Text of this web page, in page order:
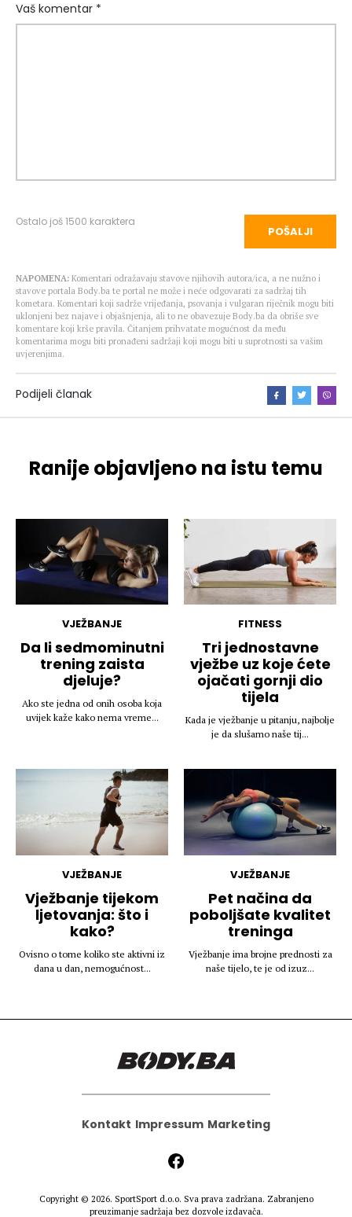
Vaš komentar *
Ostalo još1500 karaktera
POŠALJI
NAPOMENA: Komentari odražavaju stavove njihovih autora/ica, a ne nužno i
stavove portala Body.ba te portal ne može i neće odgovarati za sadržaj tih
kometara. Komentari koji sadrže vrijeđanja, psovanja i vulgaran riječnik mogu biti
uklonjeni bez najave i objašnjenja, ali to ne obavezuje Body.ba da obriše sve
komentare koji krše pravila. Čitanjem prihvatate mogućnost da među
komentarima mogu biti pronađeni sadržaji koji mogu biti u suprotnosti sa vašim
uvjerenjima.
Podijeli članak
Ranije objavljeno na istu temu
VJEŽBANJE
Da li sedmominutni
trening zaista
djeluje?
Ako ste jedna od onih osoba koja
uvijek kaže kako nema vreme...
FITNESS
Tri jednostavne
vježbe uz koje ćete
ojačati gornji dio
tijela
Kada je vježbanje u pitanju, najbolje
je da slušamo naše tij...
VJEŽBANJE
Vježbanje tijekom
ljetovanja: što i
kako?
Ovisno o tome koliko ste aktivni iz
dana u dan, nemogućnost...
VJEŽBANJE
Pet načina da
poboljšate kvalitet
treninga
Vježbanje ima brojne prednosti za
naše tijelo, te je od izuz...
Kontakt Impressum Marketing
Copyright © 2026. SportSport d.o.o. Sva prava zadržana. Zabranjeno
preuzimanje sadržaja bez dozvole izdavača.